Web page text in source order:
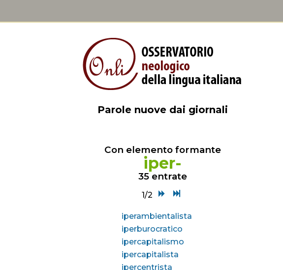
Parole nuove dai giornali
Con elemento formante
iper-
35 entrate
1/2
iperambientalista
iperburocratico
ipercapitalismo
ipercapitalista
ipercentrista